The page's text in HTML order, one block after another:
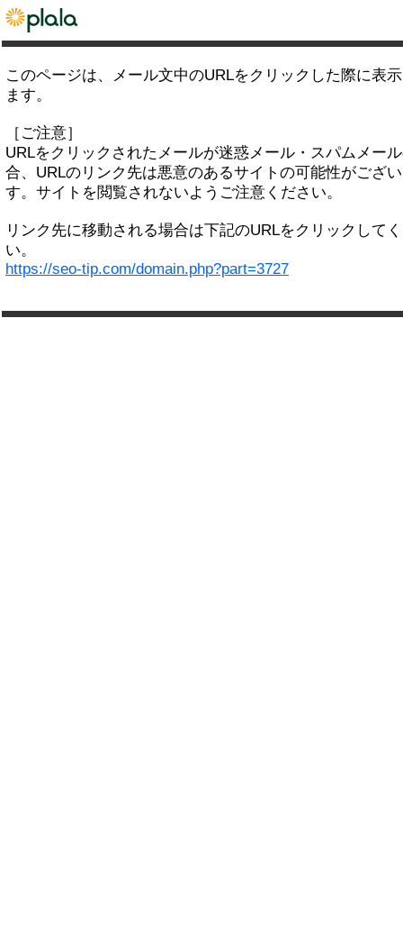
このページは、メール文中のURLをクリックした際に表
ます。
［ご注意］
URLをクリックされたメールが迷惑メール・スパムメー
合、URLのリンク先は悪意のあるサイトの可能性がござ
す。サイトを閲覧されないようご注意ください。
リンク先に移動される場合は下記のURLをクリックして
い。
https://seo-tip.com/domain.php?part=3727